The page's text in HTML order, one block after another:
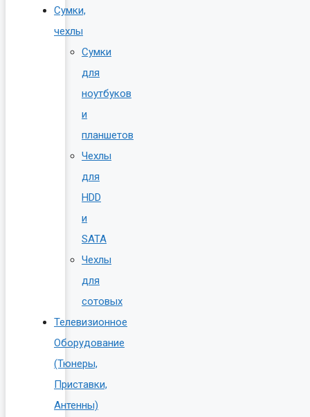
Сумки,
чехлы
Сумки
для
ноутбуков
и
планшетов
Чехлы
для
HDD
и
SATA
Чехлы
для
сотовых
Телевизионное
Оборудование
(Тюнеры,
Приставки,
Антенны)